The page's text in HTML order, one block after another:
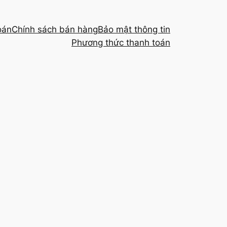
Chính sách bán hàngBảo mật thông tin
Phương thức thanh toán